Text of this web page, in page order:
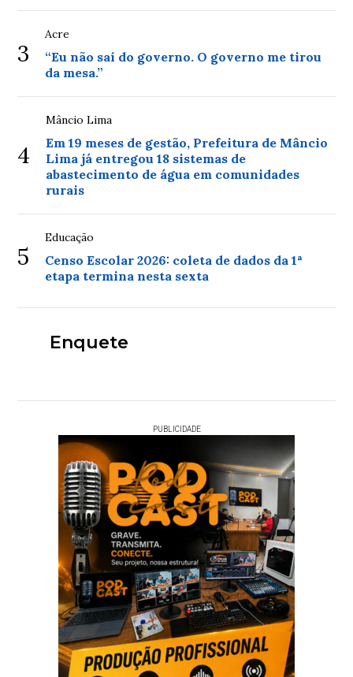
3
Acre
“Eu não saí do governo. O governo me tirou
da mesa.”
4
Mâncio Lima
Em 19 meses de gestão, Prefeitura de Mâncio
Lima já entregou 18 sistemas de
abastecimento de água em comunidades
rurais
5
Educação
Censo Escolar 2026: coleta de dados da 1ª
etapa termina nesta sexta
Enquete
PUBLICIDADE